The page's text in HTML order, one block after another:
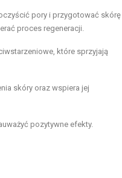
pory i przygotować skórę
proces regeneracji.
które sprzyjają
skóry oraz wspiera jej
pozytywne efekty.